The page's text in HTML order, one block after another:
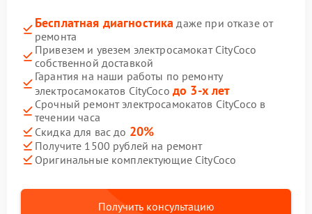
Бесплатная диагностика даже при отказе от
ремонта
Привезем и увезем электросамокат CityCoco
собственной доставкой
Гарантия на наши работы по ремонту
электросамокатов CityCoco до 3-х лет
Срочный ремонт электросамокатов CityCoco в
течении часа
Скидка для вас до 20%
Получите 1500 рублей на ремонт
Оригинальные комплектующие CityCoco
Получить консультацию